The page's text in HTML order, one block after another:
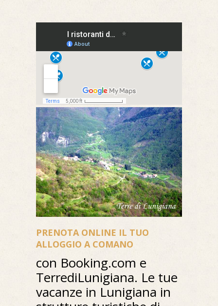
PRENOTA ONLINE IL TUO
ALLOGGIO A COMANO
con Booking.com e
TerrediLunigiana. Le tue
vacanze in Lunigiana in